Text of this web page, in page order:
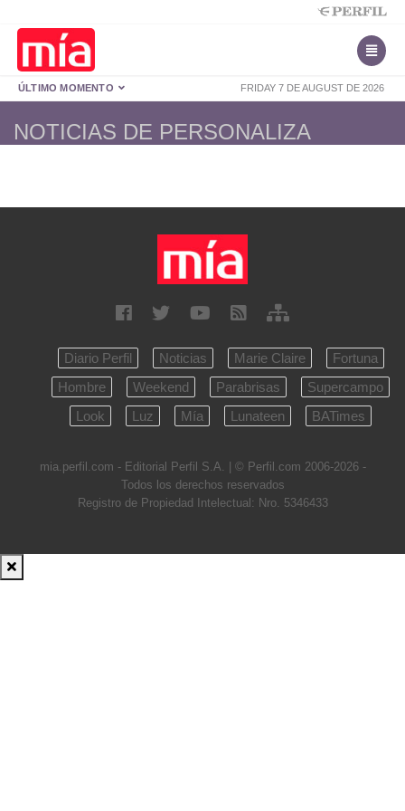
FRIDAY 7 DE AUGUST DE 2026
ÚLTIMO MOMENTO
NOTICIAS DE PERSONALIZA
Diario Perfil Noticias Marie Claire
Fortuna
Hombre
Weekend Parabrisas
Supercampo
Look
Luz Mía Lunateen BATimes
mia.perfil.com - Editorial Perfil S.A. | © Perfil.com 2006-2026 -
Todos los derechos reservados
Registro de Propiedad Intelectual: Nro. 5346433